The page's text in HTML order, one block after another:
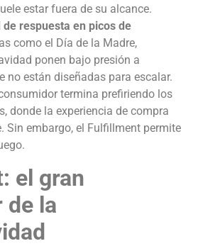
estar fuera de su alcance.
de respuesta en picos de
como el Día de la Madre,
ponen bajo presión a
no están diseñadas para escalar.
termina prefiriendo los
donde la experiencia de compra
Sin embargo, el Fulfillment permite
el gran
de la